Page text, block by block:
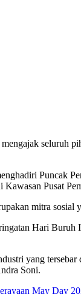
seluruh
Puncak
Pusat
mitra
Hari
yang
Soni.
May Day